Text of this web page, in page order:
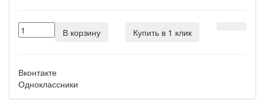
В корзину Купить в 1 клик
Вконтакте
Одноклассники